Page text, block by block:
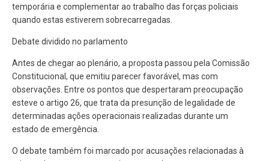
temporária e complementar ao trabalho das forças policiais
quando estas estiverem sobrecarregadas.
Debate dividido no parlamento
Antes de chegar ao plenário, a proposta passou pela Comissão
Constitucional, que emitiu parecer favorável, mas com
observações. Entre os pontos que despertaram preocupação
esteve o artigo 26, que trata da presunção de legalidade de
determinadas ações operacionais realizadas durante um
estado de emergência.
O debate também foi marcado por acusações relacionadas à